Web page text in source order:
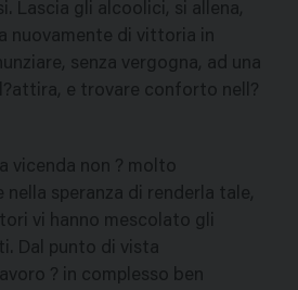
Lascia gli alcoolici, si allena,
nuovamente di vittoria in
senza vergogna, ad una
e trovare conforto nell?
vicenda non ? molto
speranza di renderla tale,
vi hanno mescolato gli
Dal punto di vista
? in complesso ben